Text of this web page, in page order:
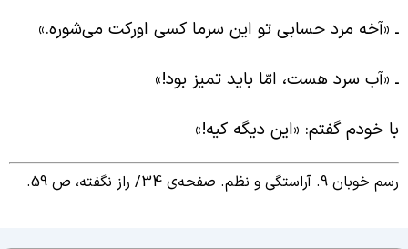
«آخه مرد حسابی تو این سرما کسی اورکت می‌شوره.»
«آب سرد هست، امّا باید تمیز بود!»
خودم گفتم: «این دیگه کیه!»
خوبان 9. آراستگی و نظم. صفحه‌ی 34/ راز نگفته، ص 59.